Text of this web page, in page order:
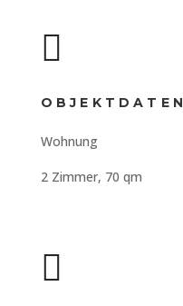

OBJEKTDATEN
Wohnung
2 Zimmer, 70 qm
